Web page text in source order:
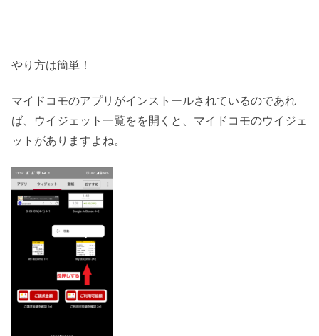
やり方は簡単！
マイドコモのアプリがインストールされているのであれ
ば、ウイジェット一覧をを開くと、マイドコモのウイジェ
ットがありますよね。